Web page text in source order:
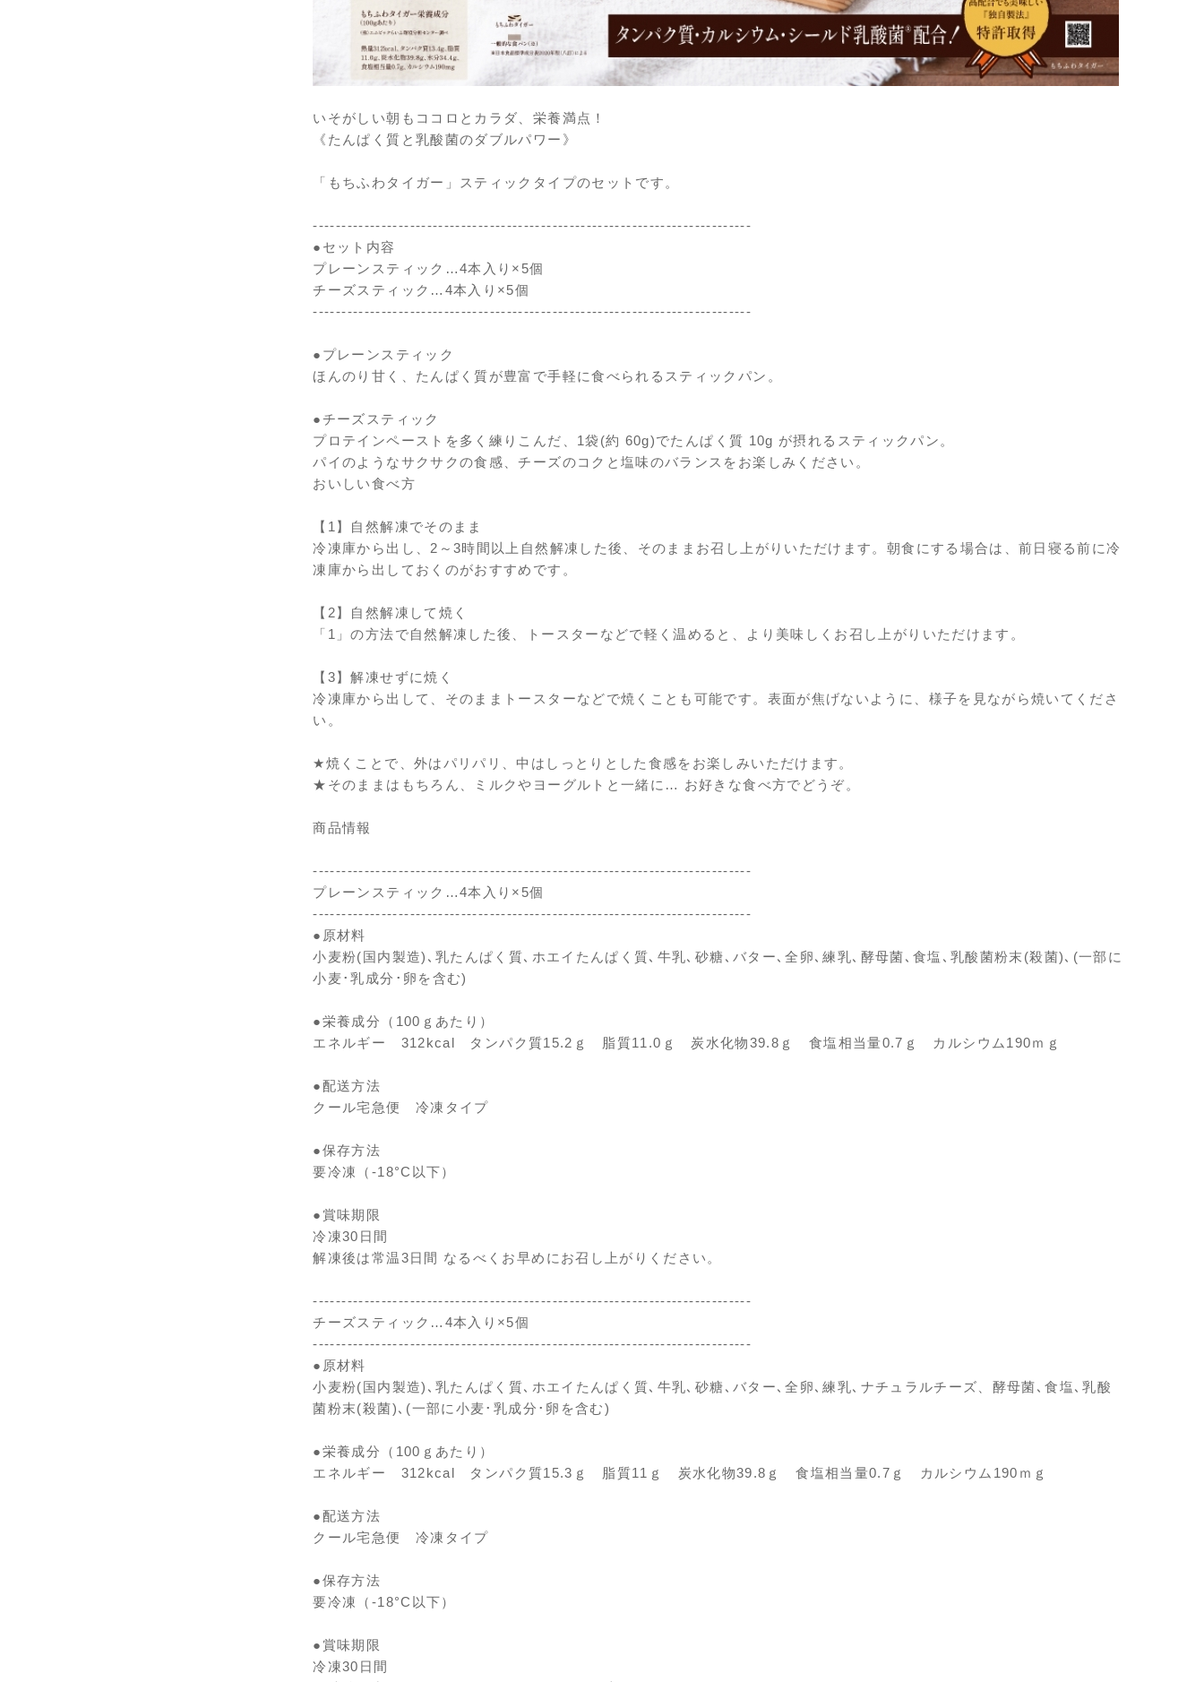
いそがしい朝もココロとカラダ、栄養満点！
《たんぱく質と乳酸菌のダブルパワー》
「もちふわタイガー」スティックタイプのセットです。
-----------------------------------------------------------------------------
●セット内容
プレーンスティック…4本入り×5個
チーズスティック…4本入り×5個
-----------------------------------------------------------------------------
●プレーンスティック
ほんのり甘く、たんぱく質が豊富で手軽に食べられるスティックパン。
●チーズスティック
プロテインペーストを多く練りこんだ、1袋(約 60g)でたんぱく質 10g が摂れるスティックパン。
パイのようなサクサクの食感、チーズのコクと塩味のバランスをお楽しみください。
おいしい食べ方
【1】自然解凍でそのまま
冷凍庫から出し、2～3時間以上自然解凍した後、そのままお召し上がりいただけます。朝食にする場合は、前日寝る前に冷
凍庫から出しておくのがおすすめです。
【2】自然解凍して焼く
「1」の方法で自然解凍した後、トースターなどで軽く温めると、より美味しくお召し上がりいただけます。
【3】解凍せずに焼く
冷凍庫から出して、そのままトースターなどで焼くことも可能です。表面が焦げないように、様子を見ながら焼いてくださ
い。
★焼くことで、外はパリパリ、中はしっとりとした食感をお楽しみいただけます。
★そのままはもちろん、ミルクやヨーグルトと一緒に… お好きな食べ方でどうぞ。
商品情報
-----------------------------------------------------------------------------
プレーンスティック…4本入り×5個
-----------------------------------------------------------------------------
●原材料
小麦粉(国内製造)､乳たんぱく質､ホエイたんぱく質､牛乳､砂糖､バター､全卵､練乳､酵母菌､食塩､乳酸菌粉末(殺菌)､(一部に
小麦･乳成分･卵を含む)
●栄養成分（100ｇあたり）
エネルギー 312kcal タンパク質15.2ｇ 脂質11.0ｇ 炭水化物39.8ｇ 食塩相当量0.7ｇ カルシウム190ｍｇ
●配送方法
クール宅急便 冷凍タイプ
●保存方法
要冷凍（-18°C以下）
●賞味期限
冷凍30日間
解凍後は常温3日間 なるべくお早めにお召し上がりください。
-----------------------------------------------------------------------------
チーズスティック…4本入り×5個
-----------------------------------------------------------------------------
●原材料
小麦粉(国内製造)､乳たんぱく質､ホエイたんぱく質､牛乳､砂糖､バター､全卵､練乳､ナチュラルチーズ、酵母菌､食塩､乳酸
菌粉末(殺菌)､(一部に小麦･乳成分･卵を含む)
●栄養成分（100ｇあたり）
エネルギー 312kcal タンパク質15.3ｇ 脂質11ｇ 炭水化物39.8ｇ 食塩相当量0.7ｇ カルシウム190ｍｇ
●配送方法
クール宅急便 冷凍タイプ
●保存方法
要冷凍（-18°C以下）
●賞味期限
冷凍30日間